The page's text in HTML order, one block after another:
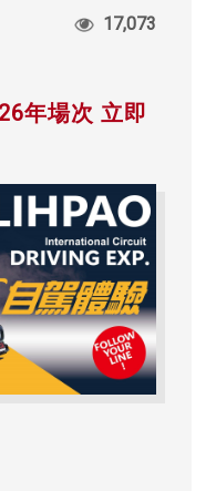
年場次 立即
17,073